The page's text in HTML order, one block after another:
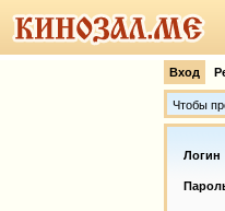
Вход
Чтобы
Логин